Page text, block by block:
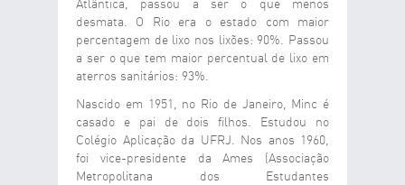
Atlântica, passou a ser o que menos
desmata. O Rio era o estado com maior
percentagem de lixo nos lixões: 90%. Passou
a ser o que tem maior percentual de lixo em
aterros sanitários: 93%.
Nascido em 1951, no Rio de Janeiro, Minc é
casado e pai de dois filhos. Estudou no
Colégio Aplicação da UFRJ. Nos anos 1960,
foi vice-presidente da Ames (Associação
Metropolitana dos Estudantes